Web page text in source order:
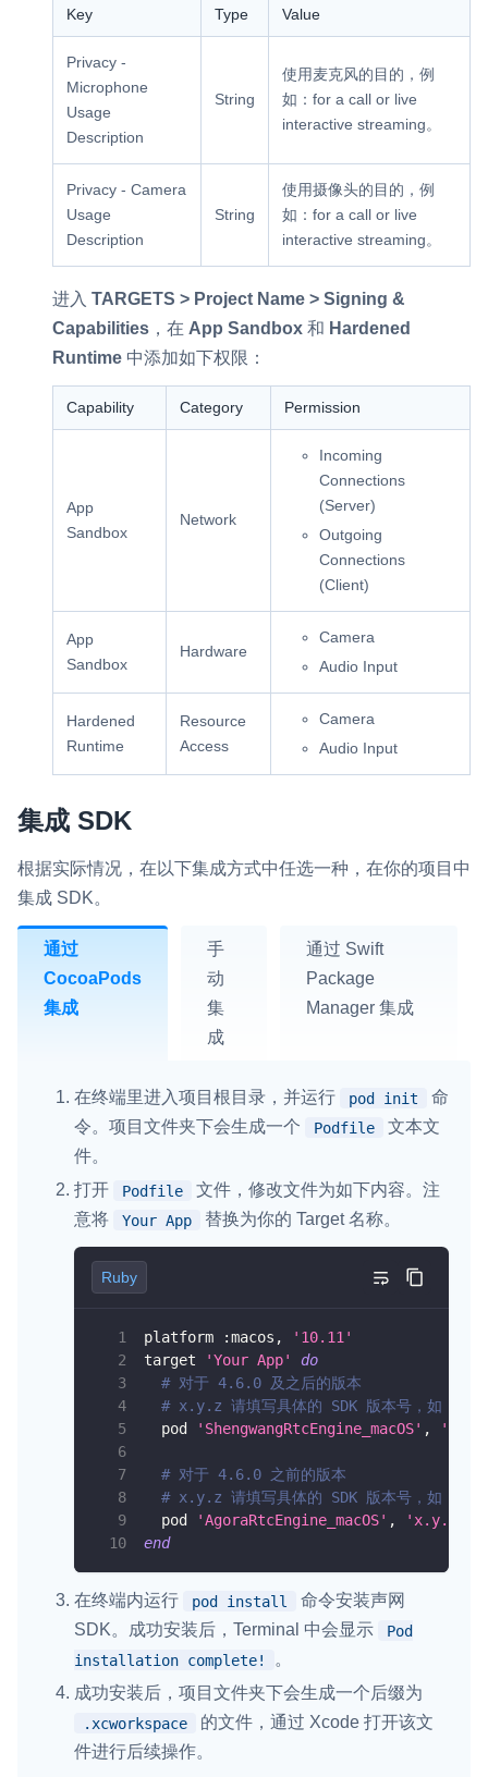
Key Type Value
Privacy -
Microphone
Usage
Description
String
使用麦克风的目的，例
如：for a call or live
interactive streaming。
Privacy - Camera
Usage
Description
String
使用摄像头的目的，例
如：for a call or live
interactive streaming。
进入 TARGETS > Project Name > Signing &
Capabilities ，在 App Sandbox 和 Hardened
Runtime 中添加如下权限：
Capability Category Permission
App
Sandbox
Network
Incoming
Connections
(Server)
Outgoing
Connections
(Client)
App
Sandbox
Hardware
Camera
Audio Input
Hardened
Runtime
Resource
Access
Camera
Audio Input
集成 SDK
根据实际情况，在以下集成方式中任选一种，在你的项目中
集成 SDK。
通过
CocoaPods
集成
手
动
集
成
通过 Swift
Package
Manager 集成
在终端里进入项目根目录，并运行 pod init
命
令。项目文件夹下会生成一个
Podfile
文本文
件。
打开
Podfile
文件，修改文件为如下内容。注
意将
Your App 替换为你的 Target 名称。
Ruby
platform :macos ,
'10.11'
target
'Your App'
do
# 对于 4.6.0 及之后的版本
# x.y.z 请填写具体的 SDK 版本号，如 4.6.0
  pod
'ShengwangRtcEngine_macOS' ,
# 对于 4.6.0 之前的版本
# x.y.z 请填写具体的 SDK 版本号，如 4.0.1
  pod
'AgoraRtcEngine_macOS' ,
'x.y.z'
end
在终端内运行 pod install
命令安装声网
SDK。成功安装后，Terminal 中会显示
Pod
installation complete!
。
成功安装后，项目文件夹下会生成一个后缀为
.xcworkspace
的文件，通过 Xcode 打开该文
件进行后续操作。